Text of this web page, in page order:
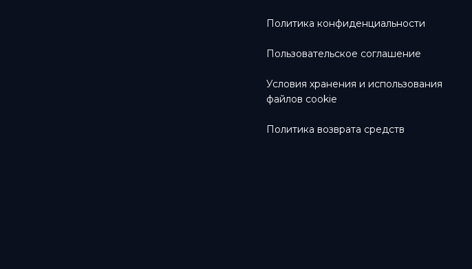
Политика конфиденциальности
Пользовательское соглашение
Условия хранения и использования
файлов cookie
Политика возврата средств